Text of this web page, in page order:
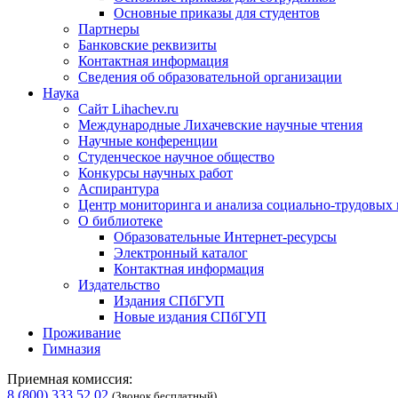
Основные приказы для студентов
Партнеры
Банковские реквизиты
Контактная информация
Сведения об образовательной организации
Наука
Сайт Lihachev.ru
Международные Лихачевские научные чтения
Научные конференции
Студенческое научное общество
Конкурсы научных работ
Аспирантура
Центр мониторинга и анализа социально-трудовых
О библиотеке
Образовательные Интернет-ресурсы
Электронный каталог
Контактная информация
Издательство
Издания СПбГУП
Новые издания СПбГУП
Проживание
Гимназия
Приемная комиссия:
8 (800) 333 52 02